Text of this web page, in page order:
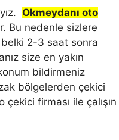
Okmeydanı oto
Bu nedenle sizlere
belki 2-3 saat sonra
size en yakın
bildirmeniz
bölgelerden çekici
firması ile çalışın